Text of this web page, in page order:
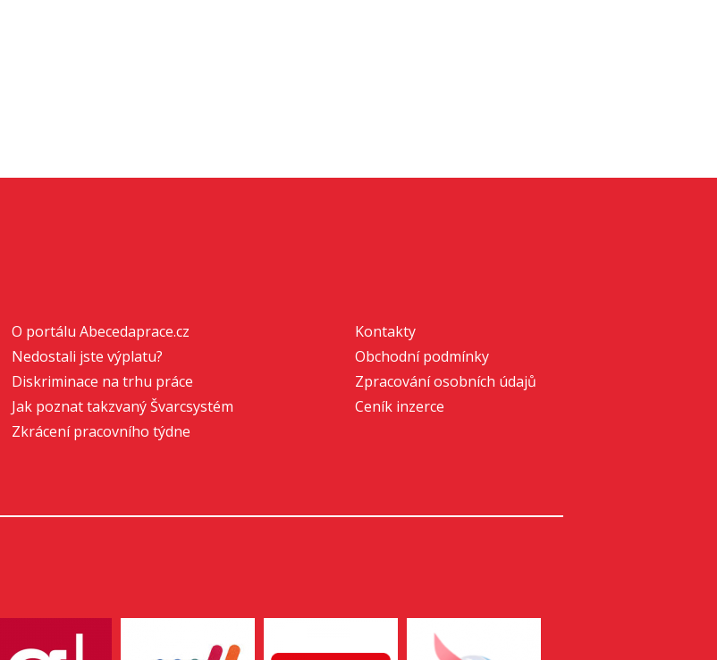
O portálu Abecedaprace.cz
Nedostali jste výplatu?
Diskriminace na trhu práce
Jak poznat takzvaný Švarcsystém
Zkrácení pracovního týdne
Kontakty
Obchodní podmínky
Zpracování osobních údajů
Ceník inzerce